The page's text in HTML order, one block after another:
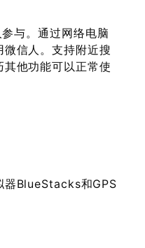
与。通过网络电脑
信人。支持附近搜
他功能可以正常使
器BlueStacks和GPS